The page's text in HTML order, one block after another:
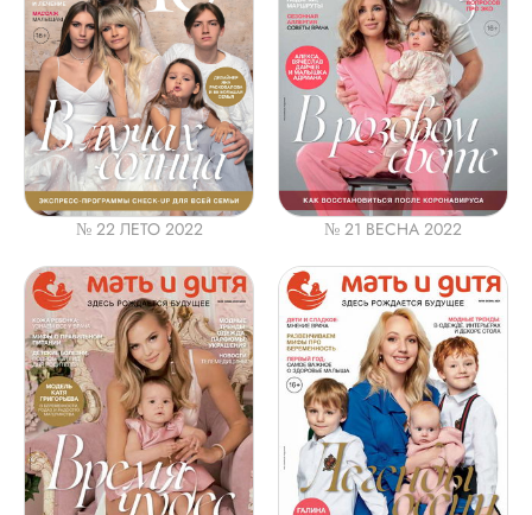
№ 22 ЛЕТО 2022 № 21 ВЕСНА 2022